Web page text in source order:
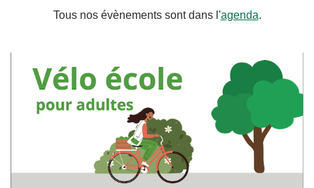
Tous nos évènements sont dans l'agenda.